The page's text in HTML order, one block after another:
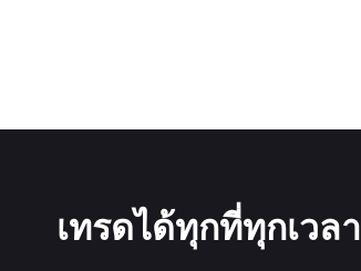
เทรดได้ทุกที่ทุกเวลา